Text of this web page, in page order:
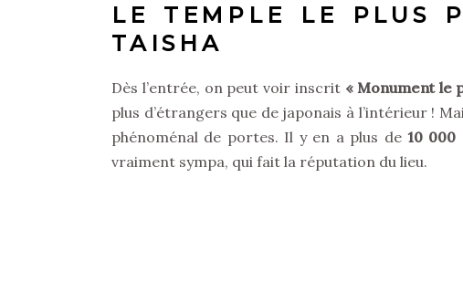
LE TEMPLE LE PLUS
TAISHA
Dès l’entrée, on peut voir inscrit« Monument le
plus d’étrangers que de japonais à l’intérieur !
phénoménal de portes. Il y en a plus de 10 000
vraiment sympa, qui fait la réputation du lieu.